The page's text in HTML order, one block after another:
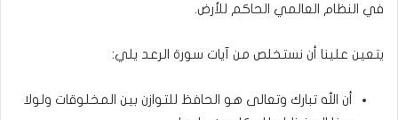
في النظام العالمي الحاكم للأرض.
يتعين علينا أن نستخلص من آيات سورة الرعد يلي:
أن الله تبارك وتعالى هو الحافظ للتوازن بين المخلوقات ولولا